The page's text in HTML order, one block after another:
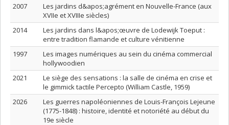
2007
Les jardins d&apos;agrément en Nouvelle-France (aux
XVIIe et XVIIIe siècles)
2014
Les jardins dans l&apos;œuvre de Lodewijk Toeput :
entre tradition flamande et culture vénitienne
1997
Les images numériques au sein du cinéma commercial
hollywoodien
2021
Le siège des sensations : la salle de cinéma en crise et
le gimmick tactile Percepto (William Castle, 1959)
2026
Les guerres napoléoniennes de Louis-François Lejeune
(1775-1848) : histoire, identité et notoriété au début du
19e siècle